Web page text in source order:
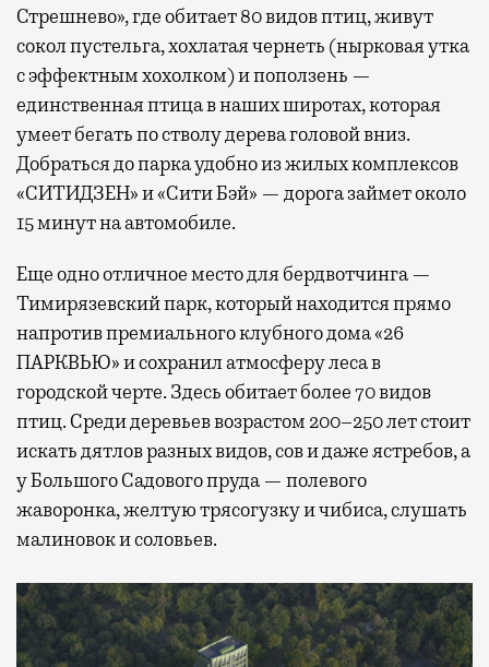
Стрешнево», где обитает 80 видов птиц, живут
сокол пустельга, хохлатая чернеть (нырковая утка
с эффектным хохолком) и поползень —
единственная птица в наших широтах, которая
умеет бегать по стволу дерева головой вниз.
Добраться до парка удобно из жилых комплексов
«СИТИДЗЕН» и «Сити Бэй» — дорога займет около
15 минут на автомобиле.
Еще одно отличное место для бердвотчинга —
Тимирязевский парк, который находится прямо
напротив премиального клубного дома «26
ПАРКВЬЮ» и сохранил атмосферу леса в
городской черте. Здесь обитает более 70 видов
птиц. Среди деревьев возрастом 200–250 лет стоит
искать дятлов разных видов, сов и даже ястребов, а
у Большого Садового пруда — полевого
жаворонка, желтую трясогузку и чибиса, слушать
малиновок и соловьев.